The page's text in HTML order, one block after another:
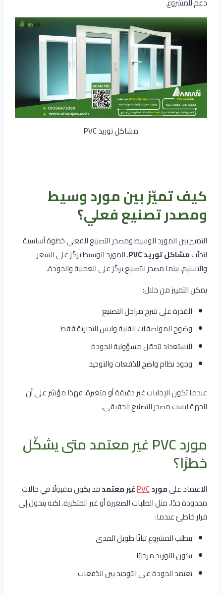
مشاكل توريد PVC
كيف تميّز بين مورد وسيط
ومصدر تصنيع فعلي؟
التمييز بين المورد الوسيط ومصدر التصنيع الفعلي خطوة أساسية
لتجنّبمشاكل توريد PVC
. المورد الوسيط يركّز على السعر
والتسليم، بينما مصدر التصنيع يركّز على العملية والجودة.
يمكن التمييز من خلال:
القدرة على شرح مراحل التصنيع
وضوح المواصفات الفنية وليس التجارية فقط
الاستعداد لتحمّل مسؤولية الجودة
وجود نظام واضح للدُفعات والتوحيد
عندما تكون الإجابات غير دقيقة أو متغيرة، فهذا مؤشر على أن
الجهة ليست مصدر التصنيع الحقيقي.
مورد PVC غير معتمد متى يشكّل
خطرًا؟
الاعتماد علىموردPVCغير معتمدقد يكون مقبولًا في حالات
محدودة جدًا، مثل الطلبات الصغيرة أو غير المتكررة. لكنه يتحول إلى
قرار خاطئ عندما:
يتطلب المشروع ثباتًا طويل المدى
يكون التوريد مرحليًا
تعتمد الجودة على التوحيد بين الدُفعات